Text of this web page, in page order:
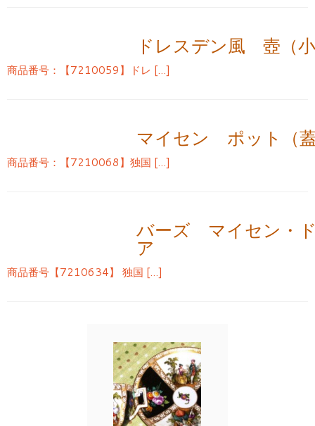
ドレスデン風 壺（
商品番号：【7210059】ドレ […]
マイセン ポット（
商品番号：【7210068】独国 […]
バーズ マイセン・
ア
商品番号【7210634】 独国 […]